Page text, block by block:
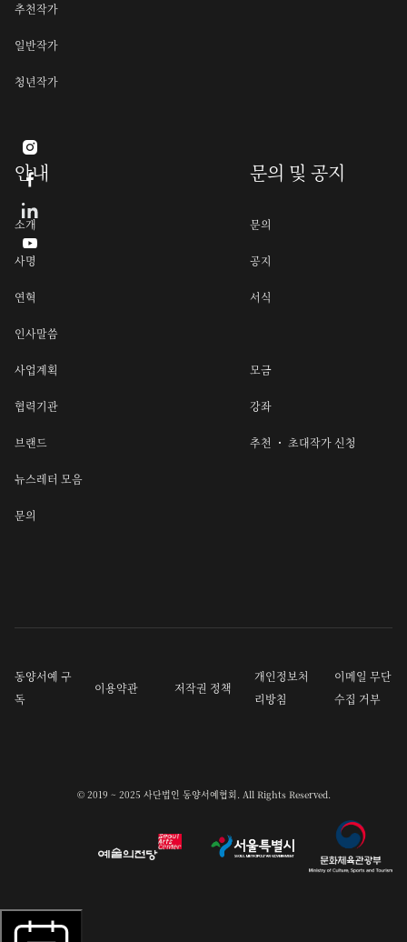
추천작가
일반작가
청년작가
안내
소개
사명
연혁
인사말씀
사업계획
협력기관
브랜드
뉴스레터 모음
문의
문의 및 공지
문의
공지
서식
모금
강좌
추천 ・ 초대작가 신청
동양서예 구
독
이용약관 저작권 정책
개인정보처
리방침
이메일 무단
수집 거부
© 2019 ~ 2025 사단법인 동양서예협회. All Rights Reserved.


